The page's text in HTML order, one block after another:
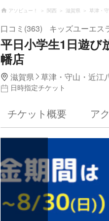
アソビュー！ 関西 滋賀県 草津・
口コミ(363) キッズユーエス
平日小学生1日遊び
幡店
滋賀県 草津・守山・近江
日時指定チケット
チケット概要 ア